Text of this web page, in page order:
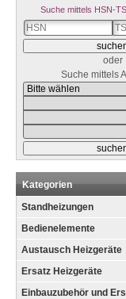
Suche mittels HSN-
oder
Suche mittels
Kategorien
Standheizungen
Bedienelemente
Austausch Heizgeräte
Ersatz Heizgeräte
Einbauzubehör und